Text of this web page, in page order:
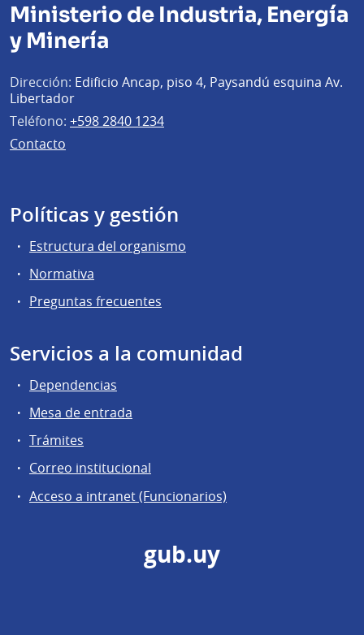
Ministerio de Industria, Energía
y Minería
Dirección: Edificio Ancap, piso 4, Paysandú esquina Av.
Libertador
Teléfono: +598 2840 1234
Contacto
Políticas y gestión
Estructura del organismo
Normativa
Preguntas frecuentes
Servicios a la comunidad
Dependencias
Mesa de entrada
Trámites
Correo institucional
Acceso a intranet (Funcionarios)
gub.uy